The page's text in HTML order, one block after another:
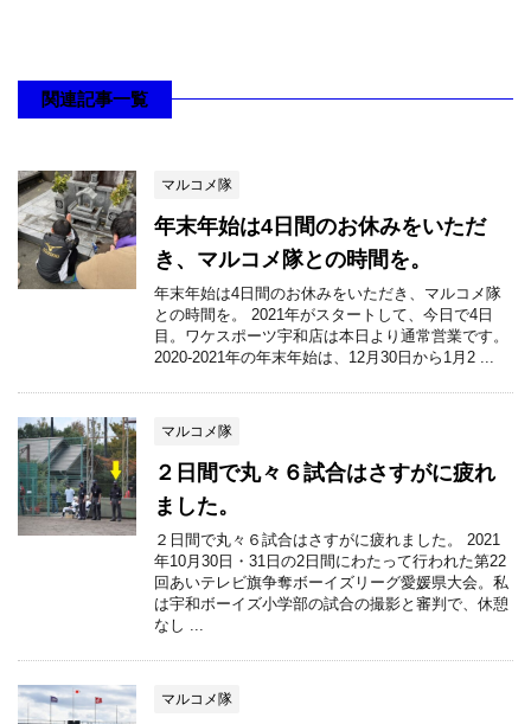
関連記事一覧
マルコメ隊
年末年始は4日間のお休みをいただ
き、マルコメ隊との時間を。
年末年始は4日間のお休みをいただき、マルコメ隊
との時間を。 2021年がスタートして、今日で4日
目。ワケスポーツ宇和店は本日より通常営業です。
2020-2021年の年末年始は、12月30日から1月2 ...
マルコメ隊
２日間で丸々６試合はさすがに疲れ
ました。
２日間で丸々６試合はさすがに疲れました。 2021
年10月30日・31日の2日間にわたって行われた第22
回あいテレビ旗争奪ボーイズリーグ愛媛県大会。私
は宇和ボーイズ小学部の試合の撮影と審判で、休憩
なし ...
マルコメ隊